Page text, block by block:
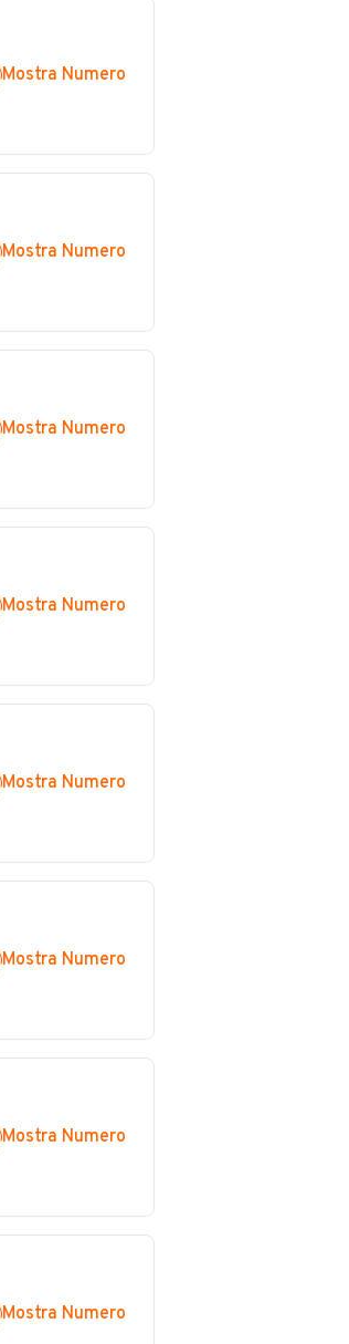
Mostra Numero
Mostra Numero
Mostra Numero
Mostra Numero
Mostra Numero
Mostra Numero
Mostra Numero
Mostra Numero